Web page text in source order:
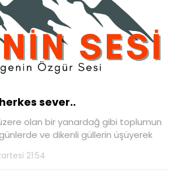
sever..
olan bir yanardağ gibi toplumun
ve dikenli güllerin üşüyerek
21:54